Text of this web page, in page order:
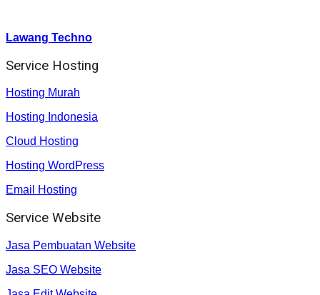
Lawang Techno
Service Hosting
Hosting Murah
Hosting Indonesia
Cloud Hosting
Hosting WordPress
Email Hosting
Service Website
Jasa Pembuatan Website
Jasa SEO Website